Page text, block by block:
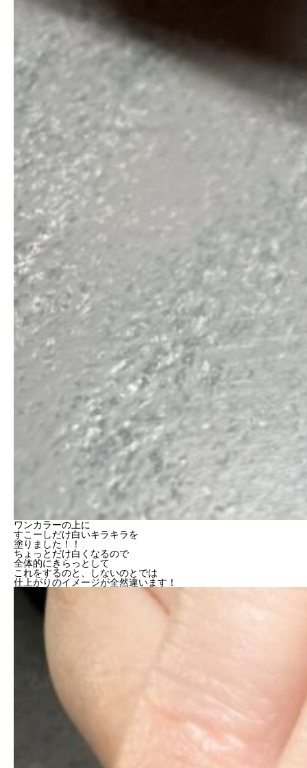
ワンカラーの上に
すこーしだけ白いキラキラを
塗りました！！
ちょっとだけ白くなるので
全体的にきらっとして
これをするのと、しないのとでは
仕上がりのイメージが全然違います！